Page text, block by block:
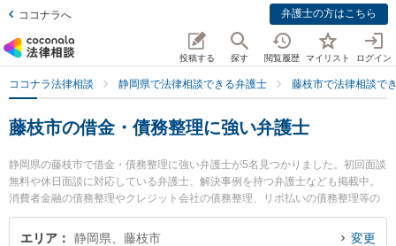
ココナラへ 弁護士の方はこちら
投稿する 探す 閲覧履歴 マイリスト ログイン
ココナラ法律相談 静岡県で法律相談できる弁護士 藤枝市で法律相談で
藤枝市の借金・債務整理に強い弁護士
静岡県の藤枝市で借金・債務整理に強い弁護士が5名見つかりました。初回面談
無料や休日面談に対応している弁護士、解決事例を持つ弁護士なども掲載中。
消費者金融の債務整理やクレジット会社の債務整理、リボ払いの債務整理等の
細かな分野での絞り込み検索もでき便利です。特に弁護士法人市民の森 藤枝支
所藤枝第一法律事務所の柳川 侑馬弁護士や弁護士法人GoDo 支部藤枝やいづ合
エリア 静岡県、藤枝市 変更